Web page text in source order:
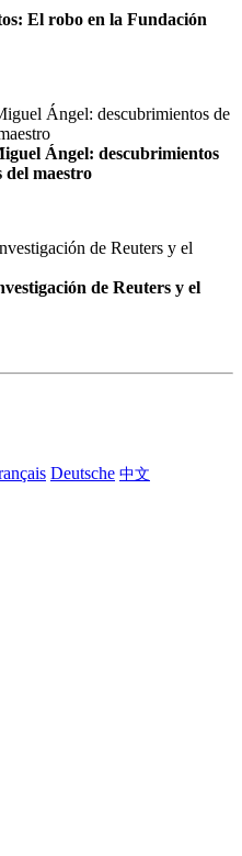
El robo en la Fundación
Ángel: descubrimientos
del maestro
de Reuters y el
Deutsche 中文